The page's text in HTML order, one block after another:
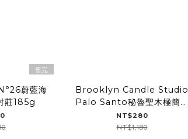
售完
蔚藍海
莊185g
Brooklyn Candle Studio
Palo Santo秘魯聖木極簡香
氛蠟燭
NT$280
NT$1,180